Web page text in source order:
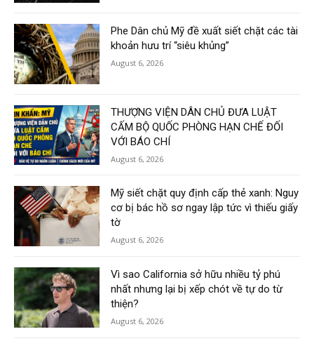
Phe Dân chủ Mỹ đề xuất siết chặt các tài
khoản hưu trí “siêu khủng”
August 6, 2026
THƯỢNG VIỆN DÂN CHỦ ĐƯA LUẬT
CẤM BỘ QUỐC PHÒNG HẠN CHẾ ĐỐI
VỚI BÁO CHÍ
August 6, 2026
Mỹ siết chặt quy định cấp thẻ xanh: Nguy
cơ bị bác hồ sơ ngay lập tức vì thiếu giấy
tờ
August 6, 2026
Vì sao California sở hữu nhiều tỷ phú
nhất nhưng lại bị xếp chót về tự do từ
thiện?
August 6, 2026